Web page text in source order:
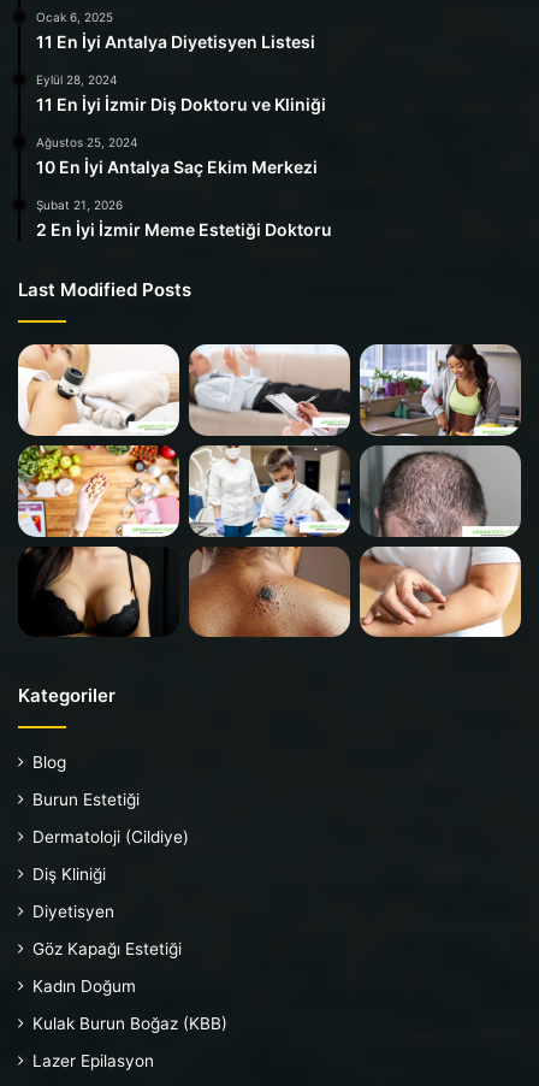
Ocak 6, 2025
11 En İyi Antalya Diyetisyen Listesi
Eylül 28, 2024
11 En İyi İzmir Diş Doktoru ve Kliniği
Ağustos 25, 2024
10 En İyi Antalya Saç Ekim Merkezi
Şubat 21, 2026
2 En İyi İzmir Meme Estetiği Doktoru
Last Modified Posts
Kategoriler
Blog
Burun Estetiği
Dermatoloji (Cildiye)
Diş Kliniği
Diyetisyen
Göz Kapağı Estetiği
Kadın Doğum
Kulak Burun Boğaz (KBB)
Lazer Epilasyon